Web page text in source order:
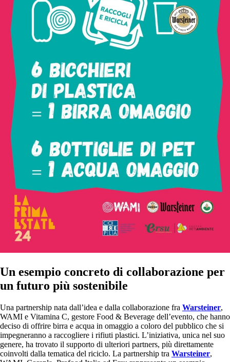
Un esempio concreto di collaborazione per
un futuro più sostenibile
Una partnership nata dall’idea e dalla collaborazione fra Warsteiner,
WAMI e Vitamina C, gestore Food & Beverage dell’evento, che hanno
deciso di offrire birra e acqua in omaggio a coloro del pubblico che si
impegneranno a raccogliere i rifiuti plastici. L’iniziativa, unica nel suo
genere, ha trovato il supporto di ulteriori partners, più direttamente
coinvolti dalla tematica del riciclo. La partnership tra Warsteiner,